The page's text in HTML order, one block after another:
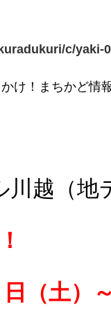
c/yaki-
け！まちかど情
越（地
（土）